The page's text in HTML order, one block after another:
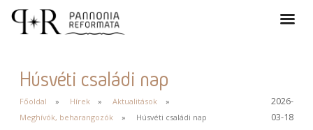
Húsvéti családi nap
Főoldal Hírek
Aktualitások
Meghívók, beharangozók
Húsvéti családi nap
2026-
03-18